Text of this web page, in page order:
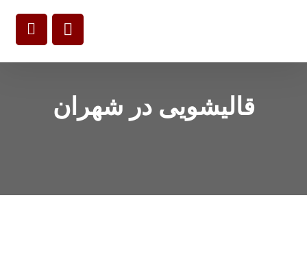
قالیشویی در شهران